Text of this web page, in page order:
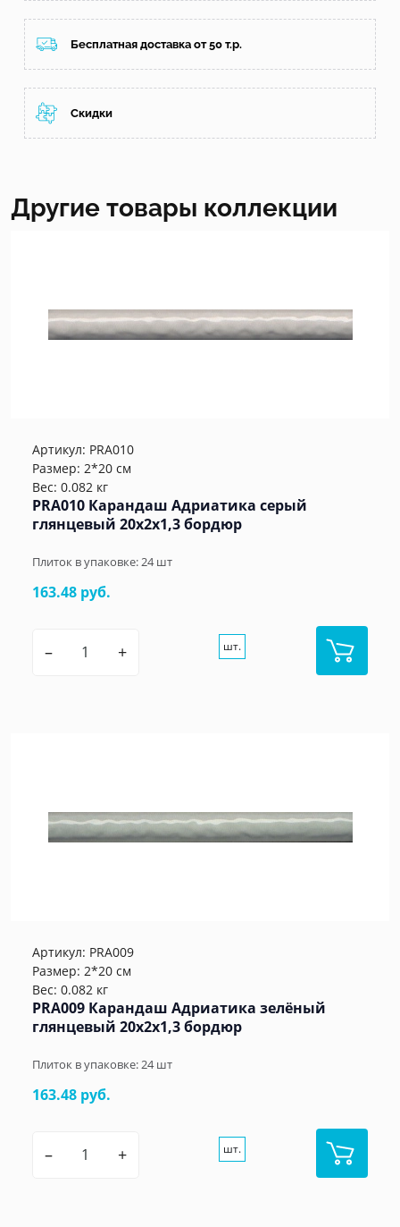
Бесплатная доставка от 50 т.р.
Скидки
Другие товары коллекции
Артикул: PRA010
Размер: 2*20 см
Вес: 0.082 кг
PRA010 Карандаш Адриатика серый
глянцевый 20x2x1,3 бордюр
Плиток в упаковке:24шт
163.48 руб.
– + шт.
Артикул: PRA009
Размер: 2*20 см
Вес: 0.082 кг
PRA009 Карандаш Адриатика зелёный
глянцевый 20x2x1,3 бордюр
Плиток в упаковке:24шт
163.48 руб.
– + шт.